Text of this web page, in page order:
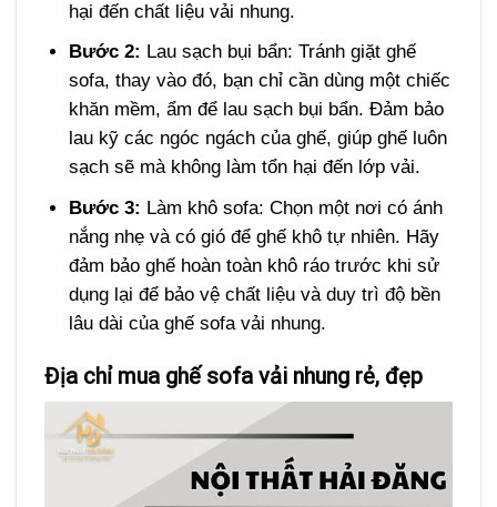
hại đến chất liệu vải nhung.
Bước 2: Lau sạch bụi bẩn: Tránh giặt ghế
sofa, thay vào đó, bạn chỉ cần dùng một chiếc
khăn mềm, ẩm để lau sạch bụi bẩn. Đảm bảo
lau kỹ các ngóc ngách của ghế, giúp ghế luôn
sạch sẽ mà không làm tổn hại đến lớp vải.
Bước 3: Làm khô sofa: Chọn một nơi có ánh
nắng nhẹ và có gió để ghế khô tự nhiên. Hãy
đảm bảo ghế hoàn toàn khô ráo trước khi sử
dụng lại để bảo vệ chất liệu và duy trì độ bền
lâu dài của ghế sofa vải nhung.
Địa chỉ mua ghế sofa vải nhung rẻ, đẹp